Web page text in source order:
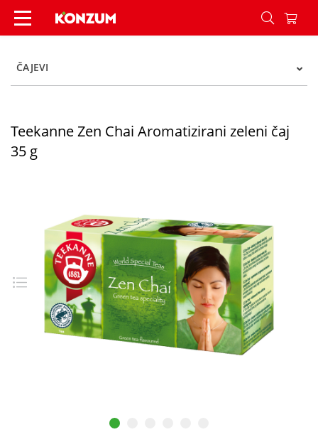
Teekanne Zen Chai Aromatizirani zeleni čaj 35 g
ČAJEVI
Teekanne Zen Chai Aromatizirani zeleni čaj
35 g